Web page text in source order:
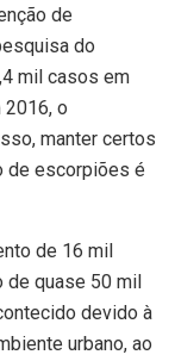
de
do
mil casos em
o
manter certos
de escorpiões é
de 16 mil
de quase 50 mil
devido à
urbano, ao